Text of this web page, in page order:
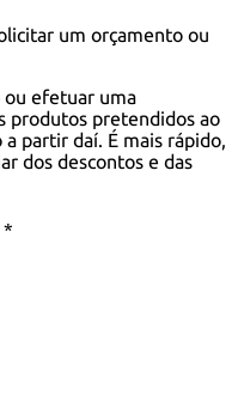
um orçamento ou
ou efetuar uma
produtos pretendidos ao
partir daí. É mais rápido,
dos descontos e das
*